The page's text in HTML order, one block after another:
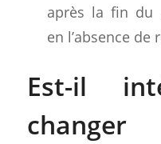
après la fin du
en l’absence de
Est-il
changer